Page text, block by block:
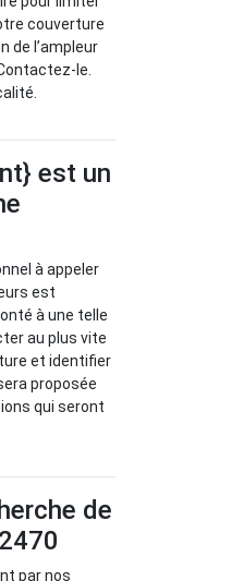
couverture
de l’ampleur
le.
est un
à appeler
est
à une telle
au plus vite
et identifier
proposée
qui seront
de
par nos